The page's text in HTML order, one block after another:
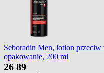
Seboradin Men, lotion
opakowanie, 200 ml
26 89